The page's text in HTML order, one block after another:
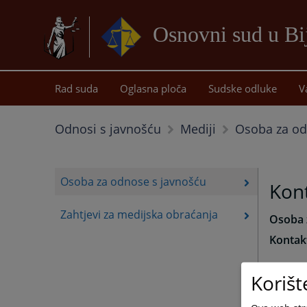
Osnovni sud u
Rad suda Oglasna ploča Sudske odluke
Odnosi s javnošću Mediji Osoba za
Osoba za odnose s javnošću
Zahtjevi za medijska obraćanja Osoba